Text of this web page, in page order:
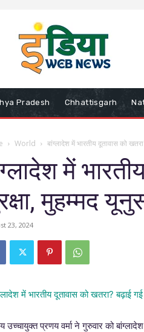
Pradesh Chhattisgarh
World बांग्लादेश में भारतीय दूतावास को
में
मुहम्मद
23, 2024
उच्चायुक्त प्रणय वर्मा ने गुरुवार को